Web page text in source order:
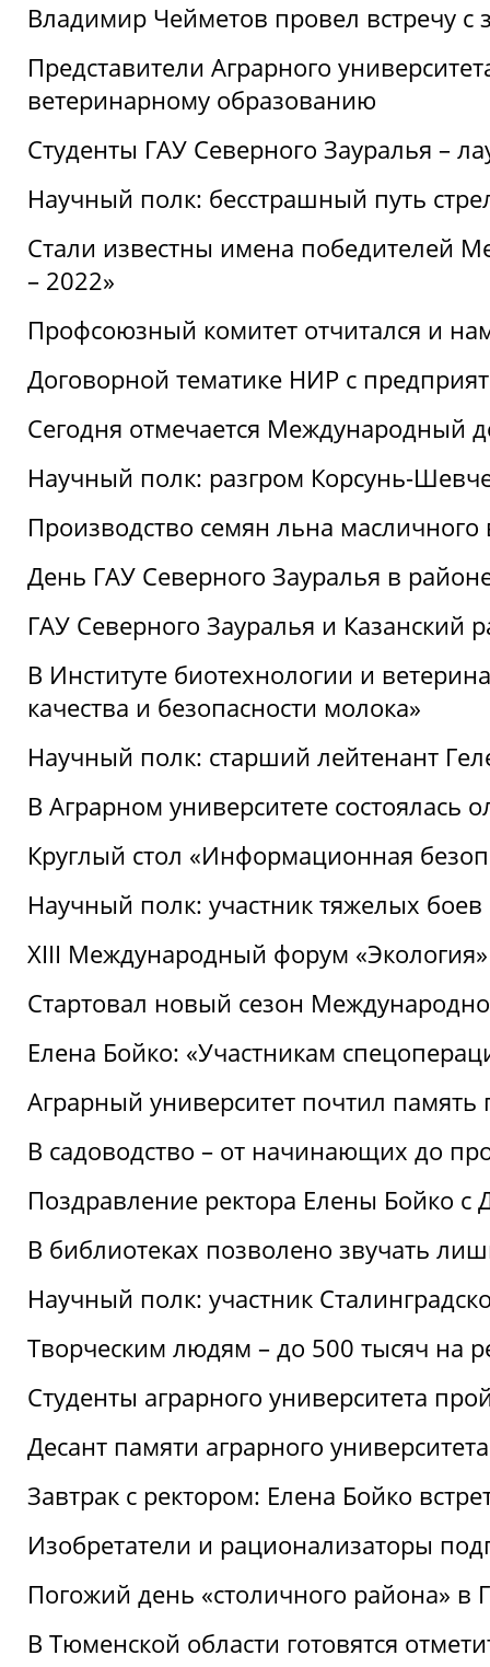
Владимир Чейметов провел встречу
Представители Аграрного
ветеринарному образованию
Студенты ГАУ Северного Зауралья –
Научный полк: бесстрашный путь
Стали известны имена победителей
– 2022»
Профсоюзный комитет отчитался и
Договорной тематике НИР с
Сегодня отмечается Международный
Научный полк: разгром Корсунь-
Производство семян льна
День ГАУ Северного Зауралья в
ГАУ Северного Зауралья и Казанский
В Институте биотехнологии и
качества и безопасности молока»
Научный полк: старший лейтенант
В Аграрном университете состоялась
Круглый стол «Информационная
Научный полк: участник тяжелых
XIII Международный форум
Стартовал новый сезон
Елена Бойко: «Участникам
Аграрный университет почтил
В садоводство – от начинающих до
Поздравление ректора Елены Бойко
В библиотеках позволено звучать
Научный полк: участник
Творческим людям – до 500 тысяч на
Студенты аграрного университета
Десант памяти аграрного
Завтрак с ректором: Елена Бойко
Изобретатели и рационализаторы
Погожий день «столичного района» в
В Тюменской области готовятся